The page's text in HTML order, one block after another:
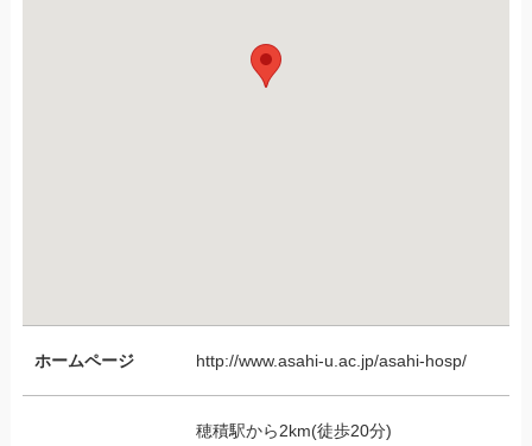
ホームページ http://www.asahi-u.ac.jp/asahi-hosp/
穂積駅から2km(徒歩20分)